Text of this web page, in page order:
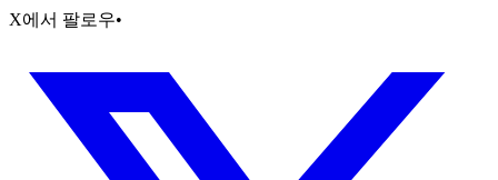
X에서 팔로우•